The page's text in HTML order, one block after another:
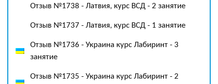
Отзыв №1738 - Латвия, курс ВСД - 2 занятие
Отзыв №1737 - Латвия, курс ВСД - 1 занятие
Отзыв №1736 - Украина курс Лабиринт - 3
занятие
Отзыв №1735 - Украина курс Лабиринт - 2